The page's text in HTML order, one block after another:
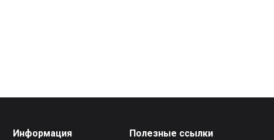
Информация Полезные ссылки